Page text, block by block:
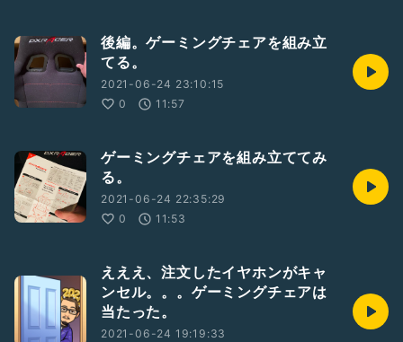
後編。ゲーミングチェアを組み立
てる。
2021-06-24 23:10:15
0
11:57
ゲーミングチェアを組み立ててみ
る。
2021-06-24 22:35:29
0
11:53
えええ、注文したイヤホンがキャ
ンセル。。。ゲーミングチェアは
当たった。
2021-06-24 19:19:33